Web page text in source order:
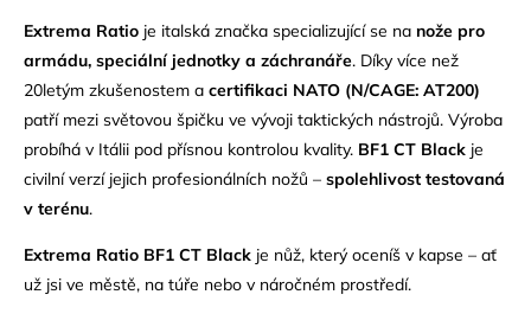
Extrema Ratio je italská značka specializující se na nože pro
armádu, speciální jednotky a záchranáře. Díky více než
20letým zkušenostem a certifikaci NATO (N/CAGE: AT200)
patří mezi světovou špičku ve vývoji taktických nástrojů. Výroba
probíhá v Itálii pod přísnou kontrolou kvality. BF1 CT Black je
civilní verzí jejich profesionálních nožů – spolehlivost testovaná
v terénu.
Extrema Ratio BF1 CT Black je nůž, který oceníš v kapse – ať
už jsi ve městě, na túře nebo v náročném prostředí.